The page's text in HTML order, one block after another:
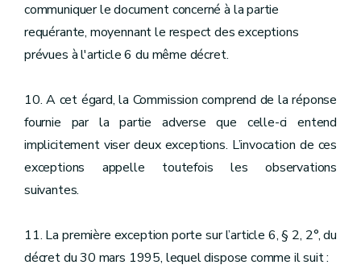
communiquer le document concerné à la partie
requérante, moyennant le respect des exceptions
prévues à l'article 6 du même décret.
10. A cet égard, la Commission comprend de la réponse
fournie par la partie adverse que celle-ci entend
implicitement viser deux exceptions. L’invocation de ces
exceptions appelle toutefois les observations
suivantes.
11. La première exception porte sur l’article 6, § 2, 2°, du
décret du 30 mars 1995, lequel dispose comme il suit :